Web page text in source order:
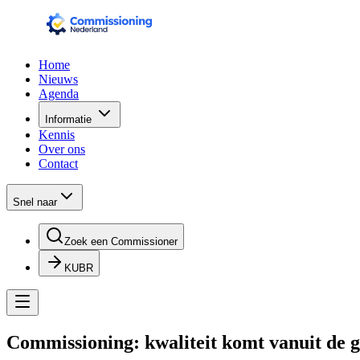
Home
Nieuws
Agenda
Informatie
Kennis
Over ons
Contact
Snel naar
Zoek een Commissioner
KUBR
Commissioning: kwaliteit komt vanuit de